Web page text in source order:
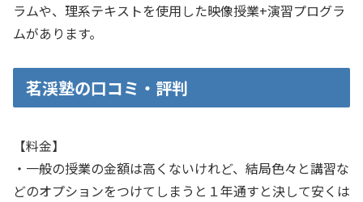
ラムや、理系テキストを使用した映像授業+演習プログラ
ムがあります。
茗渓塾の口コミ・評判
【料金】
・一般の授業の金額は高くないけれど、結局色々と講習な
どのオプションをつけてしまうと１年通すと決して安くは